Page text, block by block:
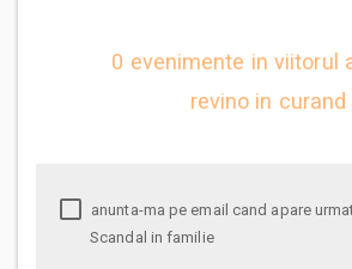
0 evenimente in viitorul
revino in curand
Scandal in familie